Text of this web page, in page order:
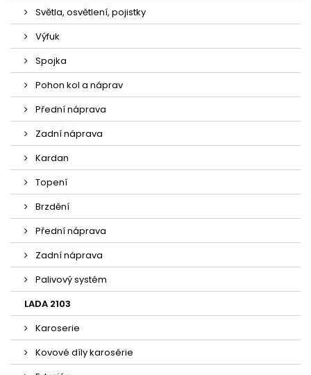
Světla, osvětlení, pojistky
Výfuk
Spojka
Pohon kol a náprav
Přední náprava
Zadní náprava
Kardan
Topení
Brzdění
Přední náprava
Zadní náprava
Palivový systém
LADA 2103
Karoserie
Kovové díly karosérie